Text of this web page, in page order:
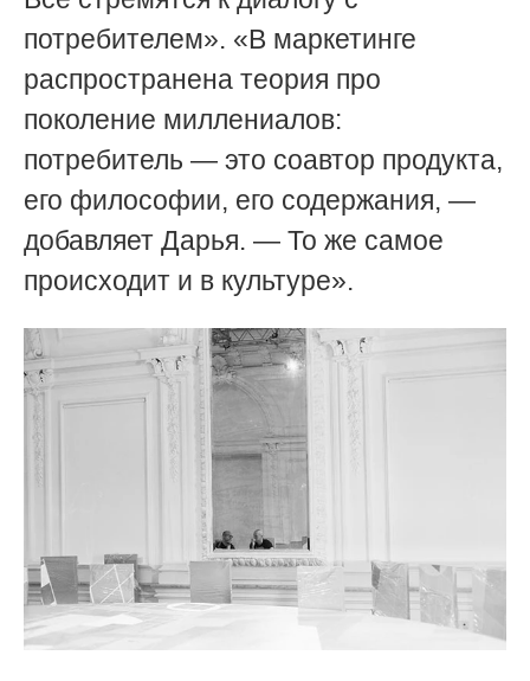
потребителем». «В маркетинге
распространена теория про
поколение миллениалов:
потребитель — это соавтор продукта,
его философии, его содержания, —
добавляет Дарья. — То же самое
происходит и в культуре».